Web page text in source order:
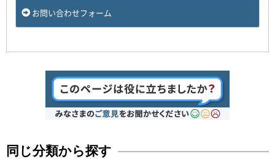
お問い合わせフォーム
同じ分類から探す